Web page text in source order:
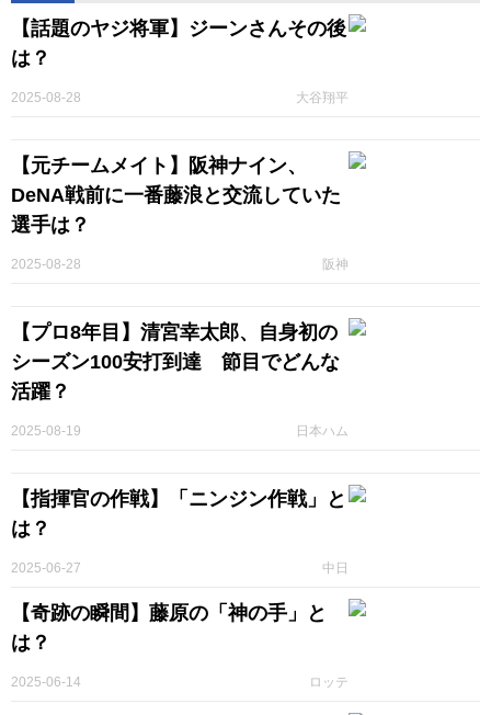
【話題のヤジ将軍】ジーンさんその後
は？
大谷翔平
2025-08-28
【元チームメイト】阪神ナイン、
DeNA戦前に一番藤浪と交流していた
選手は？
阪神
2025-08-28
【プロ8年目】清宮幸太郎、自身初の
シーズン100安打到達 節目でどんな
活躍？
日本ハム
2025-08-19
【指揮官の作戦】「ニンジン作戦」と
は？
中日
2025-06-27
【奇跡の瞬間】藤原の「神の手」と
は？
ロッテ
2025-06-14